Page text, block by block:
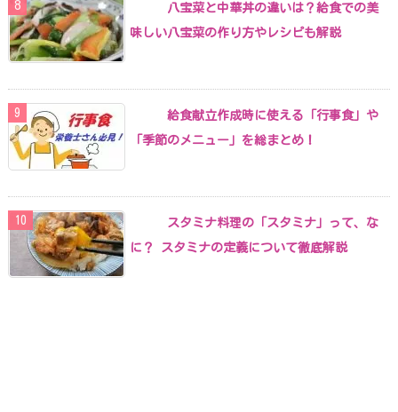
八宝菜と中華丼の違いは？給食での美
味しい八宝菜の作り方やレシピも解説
給食献立作成時に使える「行事食」や
「季節のメニュー」を総まとめ！
スタミナ料理の「スタミナ」って、な
に？ スタミナの定義について徹底解説